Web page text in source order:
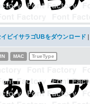
ビイサラゴUBをダウンロード
MAC TrueType